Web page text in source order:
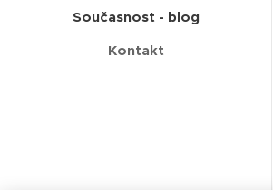
Současnost - blog
Kontakt